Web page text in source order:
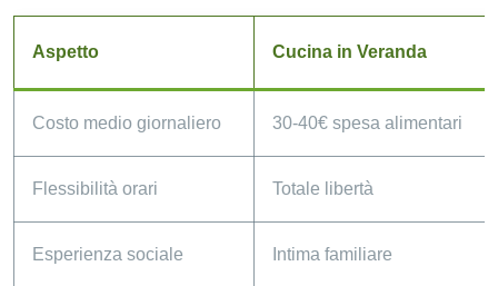
Aspetto Cucina in Veranda
Costo medio giornaliero 30-40€ spesa alimentari
Flessibilità orari Totale libertà
Esperienza sociale Intima familiare